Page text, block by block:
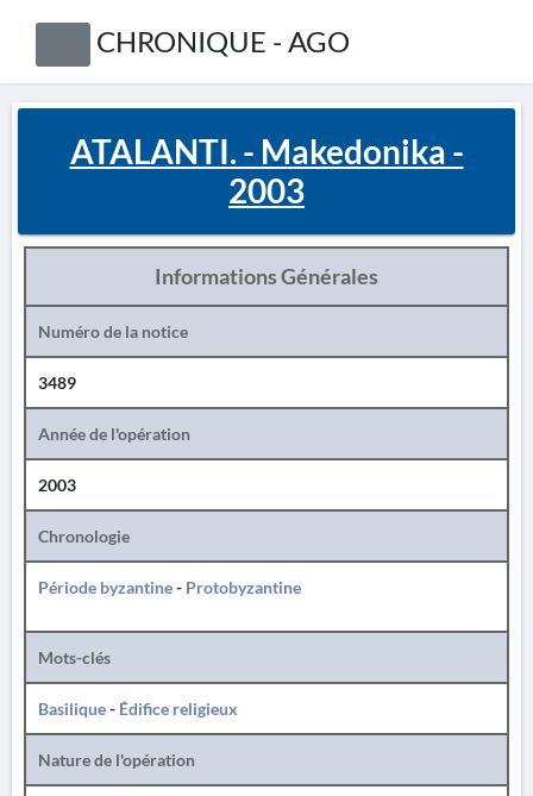
CHRONIQUE - AGO
ATALANTI. - Makedonika -
2003
Informations Générales
Numéro de la notice
3489
Année de l'opération
2003
Chronologie
Période byzantine- Protobyzantine
Mots-clés
Basilique- Édifice religieux
Nature de l'opération